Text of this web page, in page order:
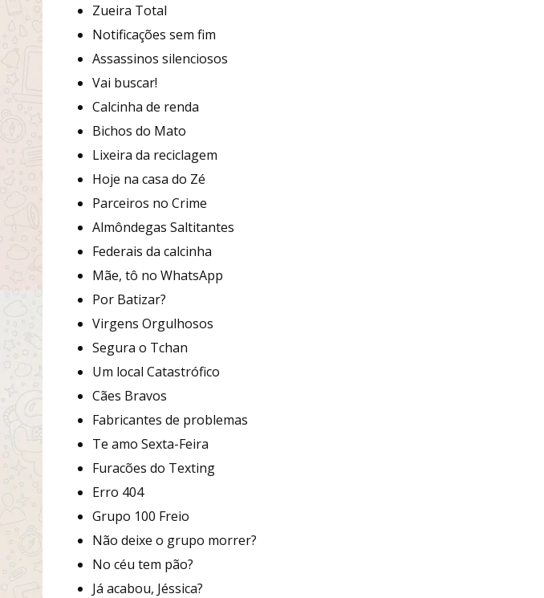
Zueira Total
Notificações sem fim
Assassinos silenciosos
Vai buscar!
Calcinha de renda
Bichos do Mato
Lixeira da reciclagem
Hoje na casa do Zé
Parceiros no Crime
Almôndegas Saltitantes
Federais da calcinha
Mãe, tô no WhatsApp
Por Batizar?
Virgens Orgulhosos
Segura o Tchan
Um local Catastrófico
Cães Bravos
Fabricantes de problemas
Te amo Sexta-Feira
Furacões do Texting
Erro 404
Grupo 100 Freio
Não deixe o grupo morrer?
No céu tem pão?
Já acabou, Jéssica?